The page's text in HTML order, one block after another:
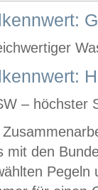
– höchster
mit den